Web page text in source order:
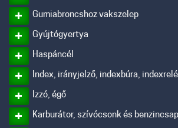
Gumiabroncshoz vakszelep
Gyújtógyertya
Haspáncél
Index, irányjelző, indexbúra,
Izzó, égő
Karburátor, szívócsonk és